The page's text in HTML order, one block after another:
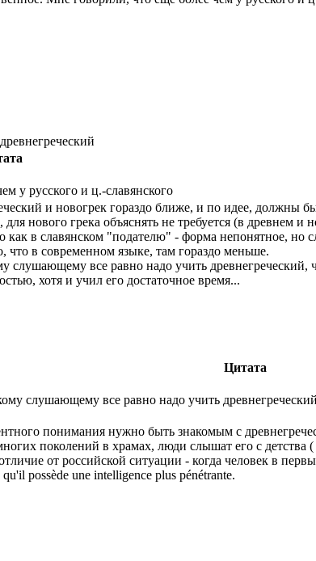
у русского и ц.-славянского
и новогрек гораздо ближе, и по идее, должны
нового грека объяснять не требуется (в древнем и
как в славянском "подателю" - форма непонятное,
что в современном языке, там гораздо меньше.
слушающему все равно надо учить
хотя и учил его достаточное время...
Цитата
слушающему все равно надо учить
понимания нужно быть знакомым с
поколений в храмах, люди слышат его с
от российской ситуации - когда человек в
possède une intelligence plus pénétrante.